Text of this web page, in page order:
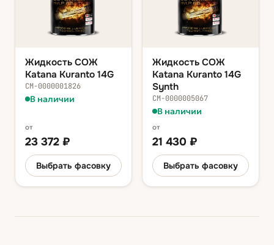
Жидкость СОЖ
Katana Kuranto 14G
СМ-0000001826
В наличии
от
23 372 ₽
Выбрать фасовку
Жидкость СОЖ
Katana Kuranto 14G
Synth
СМ-0000005067
В наличии
от
21 430 ₽
Выбрать фасовку